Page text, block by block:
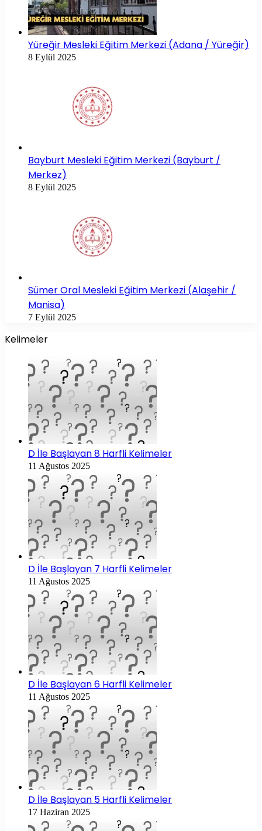
Yüreğir Mesleki Eğitim Merkezi (Adana / Yüreğir)
8 Eylül 2025
Bayburt Mesleki Eğitim Merkezi (Bayburt /
Merkez)
8 Eylül 2025
Sümer Oral Mesleki Eğitim Merkezi (Alaşehir /
Manisa)
7 Eylül 2025
Kelimeler
D İle Başlayan 8 Harfli Kelimeler
11 Ağustos 2025
D İle Başlayan 7 Harfli Kelimeler
11 Ağustos 2025
D İle Başlayan 6 Harfli Kelimeler
11 Ağustos 2025
D İle Başlayan 5 Harfli Kelimeler
17 Haziran 2025